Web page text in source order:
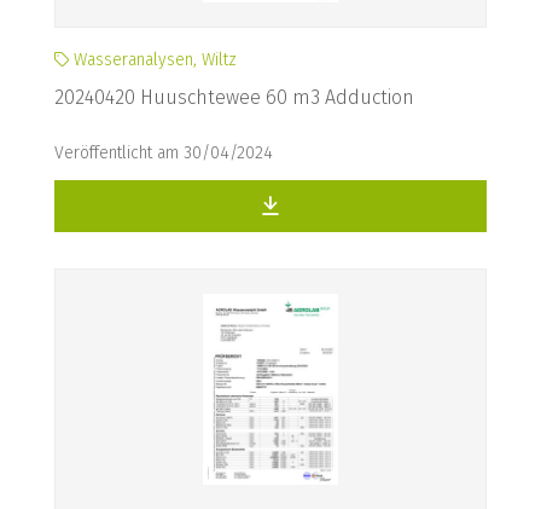
Wasseranalysen, Wiltz
20240420 Huuschtewee 60 m3 Adduction
Veröffentlicht am 30/04/2024